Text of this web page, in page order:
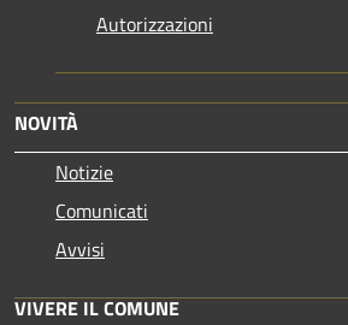
Autorizzazioni
NOVITÀ
Notizie
Comunicati
Avvisi
VIVERE IL COMUNE